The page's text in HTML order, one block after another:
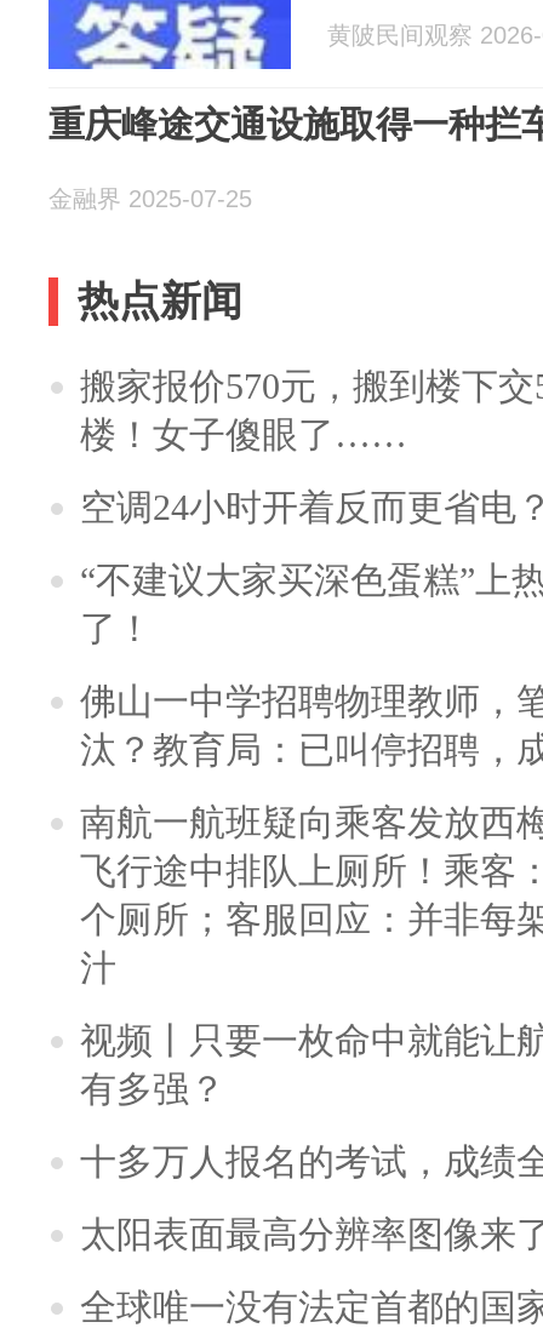
黄陂民间观察
重庆峰途交通设施取得一种拦
金融界 2025-07-25
热点新闻
搬家报价570元，搬到楼下
楼！女子傻眼了……
空调24小时开着反而更省电
“不建议大家买深色蛋糕”上
了！
佛山一中学招聘物理教师，
汰？教育局：已叫停招聘，
南航一航班疑向乘客发放西
飞行途中排队上厕所！乘客
个厕所；客服回应：并非每
汁
视频丨只要一枚命中就能让
有多强？
十多万人报名的考试，成绩
太阳表面最高分辨率图像来
全球唯一没有法定首都的国